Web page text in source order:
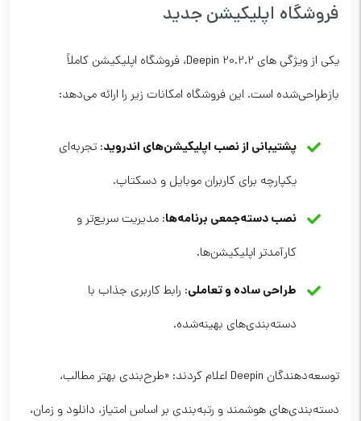
فروشگاه اپلیکیشن جدید
یکی از ویژگی های Deepin 20.2.2، فروشگاه اپلیکیشن کاملاً
بازطراحی‌شده است. این فروشگاه امکانات زیر را ارائه می‌دهد:
پشتیبانی از نصب اپلیکیشن‌های اندروید: تجربه‌ای
یکپارچه برای کاربران موبایل و دسکتاپ.
نصب دسته‌جمعی برنامه‌ها: مدیریت سریع‌تر و
کارآمدتر اپلیکیشن‌ها.
طراحی ساده و تعاملی: رابط کاربری جذاب با
دسته‌بندی‌های بهینه‌شده.
توسعه‌دهندگان Deepin اعلام کردند: «طرح‌بندی بهتر مطالب،
دسته‌بندی‌های هوشمند و رتبه‌بندی بر اساس امتیاز، دانلود و زمان،